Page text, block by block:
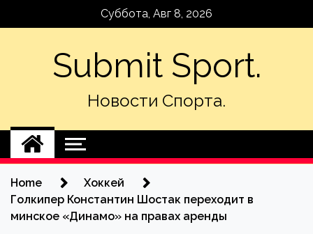
Суббота, Авг 8, 2026
Submit Sport.
Новости Спорта.
Home
Хоккей
Голкипер Константин Шостак переходит в
минское «Динамо» на правах аренды